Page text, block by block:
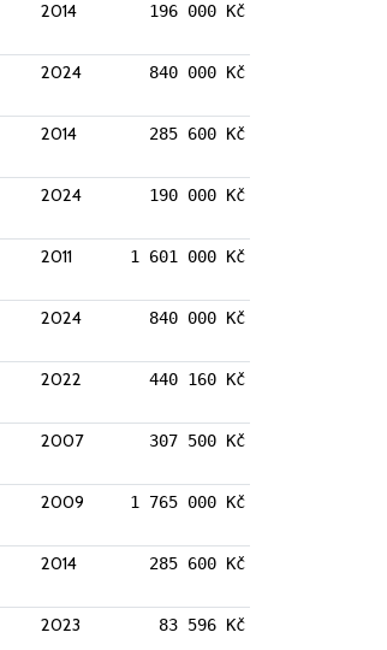
2014 196 000 Kč
2024 840 000 Kč
2014 285 600 Kč
2024 190 000 Kč
2011 1 601 000 Kč
2024 840 000 Kč
2022 440 160 Kč
2007 307 500 Kč
2009 1 765 000 Kč
2014 285 600 Kč
2023 83 596 Kč